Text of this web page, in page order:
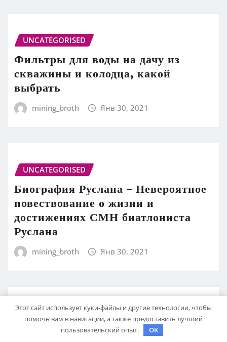
UNCATEGORISED
Фильтры для воды на дачу из
скважины и колодца, какой
выбрать
mining_broth Янв 30, 2021
UNCATEGORISED
Биография Руслана – Невероятное
повествование о жизни и
достижениях СМН биатлониста
Руслана
mining_broth Янв 30, 2021
UNCATEGORISED
Фурцева Екатерина —
Этот сайт использует куки-файлы и другие технологии, чтобы
помочь вам в навигации, а также предоставить лучший
пользовательский опыт.
OK